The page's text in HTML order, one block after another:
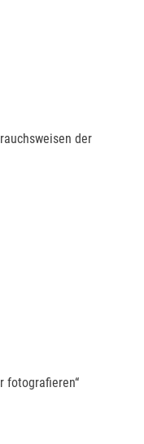
der
fotografieren“